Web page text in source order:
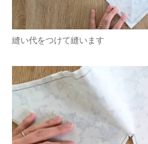
縫い代をつけて縫います